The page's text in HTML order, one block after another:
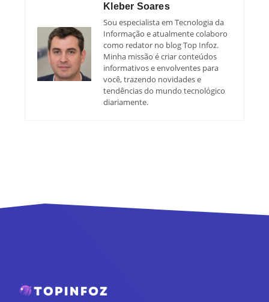
Kleber Soares
Sou especialista em Tecnologia da
Informação e atualmente colaboro
como redator no blog Top Infoz.
Minha missão é criar conteúdos
informativos e envolventes para
você, trazendo novidades e
tendências do mundo tecnológico
diariamente.